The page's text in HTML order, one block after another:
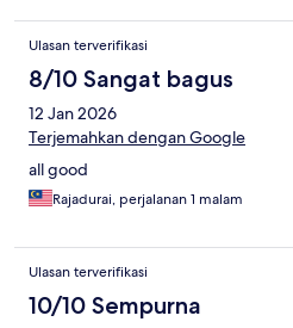
Ulasan terverifikasi
8/10 Sangat bagus
12 Jan 2026
Terjemahkan dengan Google
all good
Rajadurai, perjalanan 1 malam
Ulasan terverifikasi
10/10 Sempurna